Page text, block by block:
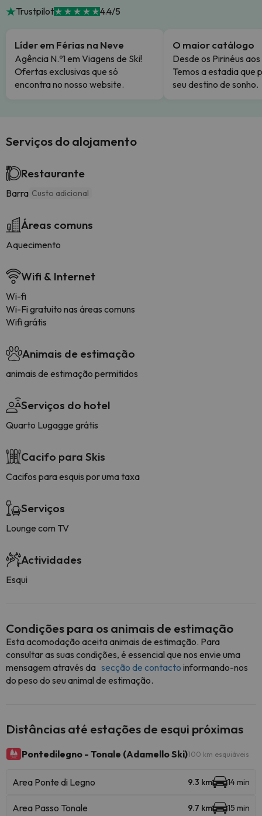
Trustpilot 4.4/5
Líder em Férias na Neve
Agência N.º1 em Viagens de Ski!
Ofertas exclusivas que só
encontra no nosso website.
O maior catálogo
Desde os Pirinéus
Temos a estadia que
seu destino de sonho.
Serviços do alojamento
Restaurante
Barra Custo adicional
Áreas comuns
Aquecimento
Wifi & Internet
Wi-fi
Wi-Fi gratuito nas áreas comuns
Wifi grátis
Animais de estimação
animais de estimação permitidos
Serviços do hotel
Quarto Lugagge grátis
Cacifo para Skis
Cacifos para esquis por uma taxa
Serviços
Lounge com TV
Actividades
Esqui
Condições para os animais de estimação
Esta acomodação aceita animais de estimação. Para
consultar as suas condições, é essencial que nos envie uma
mensagem através da secção de contacto informando-nos
do peso do seu animal de estimação.
Distâncias até estações de esqui próximas
Pontedilegno - Tonale (Adamello Ski)100 km esquiáveis
Area Ponte di Legno 9.3 km 14 min
Area Passo Tonale 9.7 km 15 min